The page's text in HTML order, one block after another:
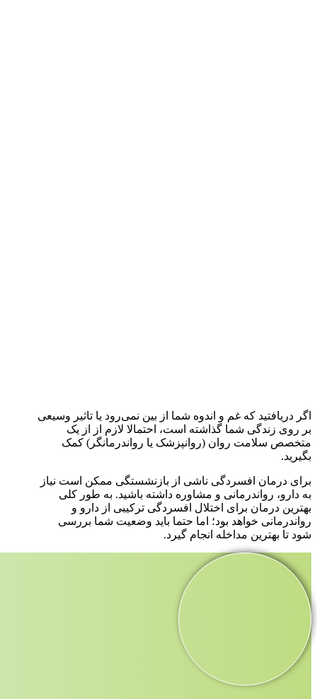
اگر دریافتید که غم و اندوه شما از بین نمی‌رود یا تاثیر وسیعی
بر روی زندگی شما گذاشته است، احتمالا لازم از از یک
متخصص سلامت روان (روانپزشک یا رواندرمانگر) کمک
بگیرید.
برای درمان افسردگی ناشی از بازنشستگی ممکن است نیاز
به دارو، رواندرمانی و مشاوره داشته باشید. به طور کلی
بهترین درمان برای اختلال افسردگی ترکیبی از دارو و
رواندرمانی خواهد بود؛ اما حتما باید وضعیت شما بررسی
شود تا بهترین مداخله انجام گیرد.